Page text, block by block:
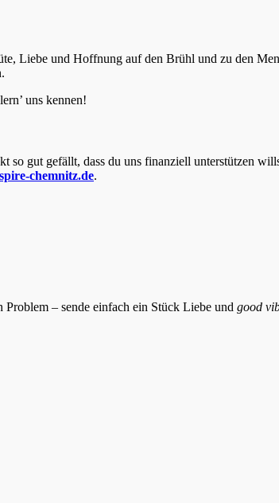
Liebe und Hoffnung auf den Brühl und zu den
uns kennen!
gut gefällt, dass du uns finanziell unterstützen
chemnitz.de.
– sende einfach ein Stück Liebe und good